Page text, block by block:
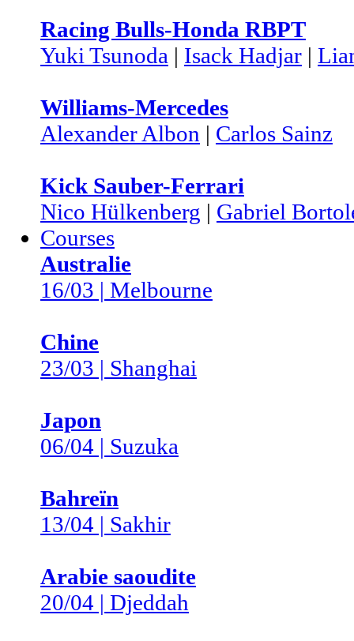
Racing Bulls-Honda RBPT
Yuki Tsunoda | Isack Hadjar |
Williams-Mercedes
Alexander Albon | Carlos Sainz
Kick Sauber-Ferrari
Nico Hülkenberg | Gabriel
Courses
Australie
16/03 | Melbourne
Chine
23/03 | Shanghai
Japon
06/04 | Suzuka
Bahreïn
13/04 | Sakhir
Arabie saoudite
20/04 | Djeddah